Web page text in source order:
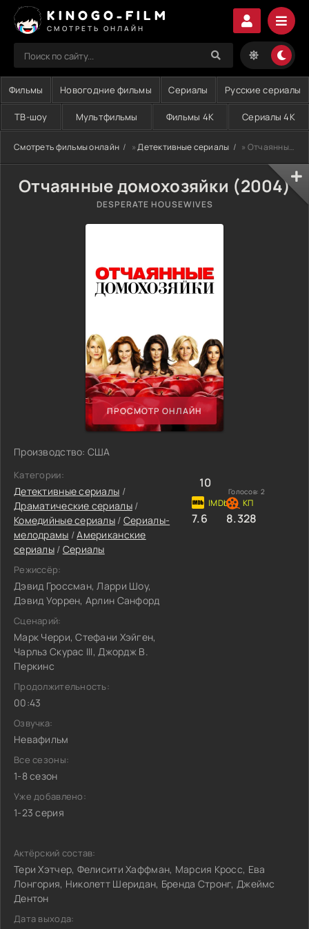
KINOGO-FILM
СМОТРЕТЬ ОНЛАЙН
Фильмы Новогодние фильмы Сериалы Русские сериалы
ТВ-шоу Мультфильмы Фильмы 4K Сериалы 4K
Смотреть фильмы онлайн »Детективные сериалы » Отчаянные домохозяйки (2004)
Отчаянные домохозяйки (2004)
DESPERATE HOUSEWIVES
ПРОСМОТР ОНЛАЙН
Производство: США
Категории:
Детективные сериалы /
Драматические сериалы/
Комедийные сериалы / Сериалы-
мелодрамы /Американские
сериалы/ Сериалы
Режиссёр:
Дэвид Гроссман, Ларри Шоу,
Дэвид Уоррен, Арлин Санфорд
Сценарий:
Марк Черри, Стефани Хэйген,
Чарльз Скурас III, Джордж В.
Перкинс
Продолжительность:
00:43
Озвучка:
Невафильм
Все сезоны:
1-8 сезон
Уже добавлено:
1-23 серия
10
Голосов: 2
7.6 8.328
Актёрский состав:
Тери Хэтчер, Фелисити Хаффман, Марсия Кросс, Ева
Лонгория, Николетт Шеридан, Бренда Стронг, Джеймс
Дентон
Дата выхода: